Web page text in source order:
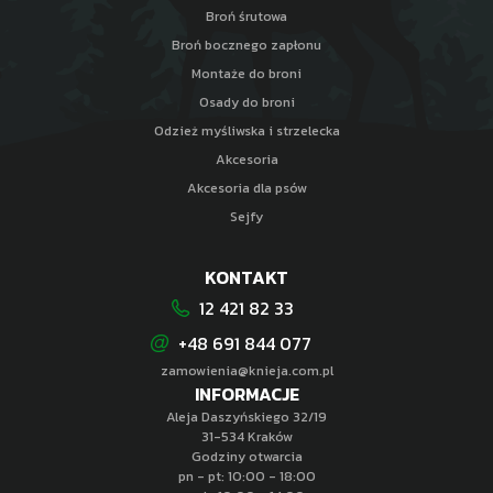
Broń śrutowa
Broń bocznego zapłonu
Montaże do broni
Osady do broni
Odzież myśliwska i strzelecka
Akcesoria
Akcesoria dla psów
Sejfy
INFORMACJE
Aleja Daszyńskiego 32/19
31-534 Kraków
Godziny otwarcia
pn - pt: 10:00 - 18:00
KONTAKT
12 421 82 33
+48 691 844 077
zamowienia@knieja.com.pl